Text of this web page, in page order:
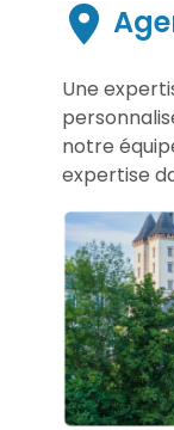
Une
notre
expertise